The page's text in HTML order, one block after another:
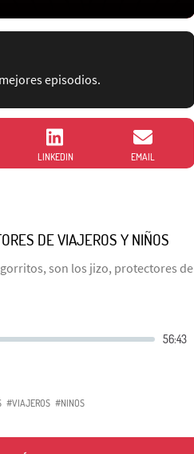
episodios.
LINKEDIN EMAIL
DE VIAJEROS Y NIÑOS
son los jizo, protectores de
#VIAJEROS #NINOS